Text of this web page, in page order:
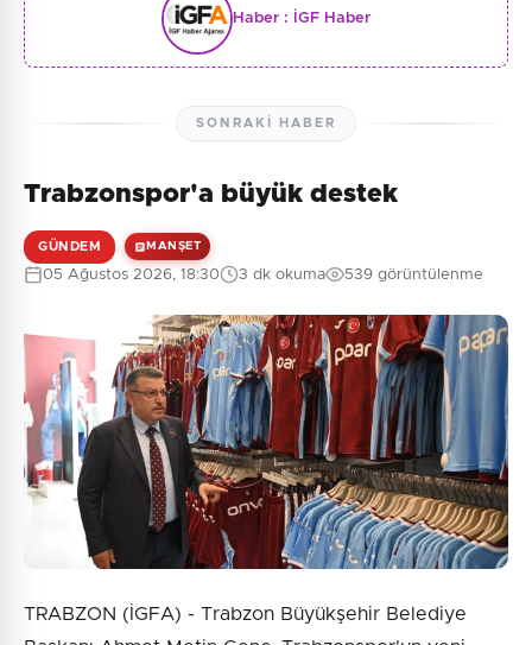
Haber : İGF Haber
SONRAKI HABER
Trabzonspor'a büyük destek
GÜNDEM MANŞET
05 Ağustos 2026, 18:30 3 dk okuma 539 görüntülenme
TRABZON (İGFA) - Trabzon Büyükşehir Belediye